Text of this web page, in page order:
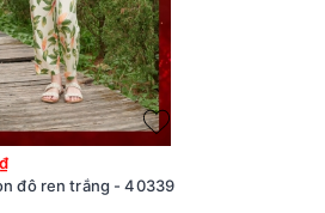
đô ren trắng - 40339